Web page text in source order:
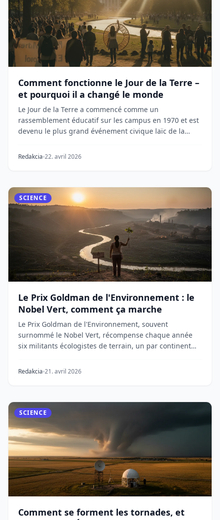
Comment fonctionne le Jour de la Terre –
et pourquoi il a changé le monde
Le Jour de la Terre a commencé comme un
rassemblement éducatif sur les campus en 1970 et est
devenu le plus grand événement civique laïc de la
Redakcia 22. avril 2026
SCIENCE
Le Prix Goldman de l'Environnement : le
Nobel Vert, comment ça marche
Le Prix Goldman de l'Environnement, souvent
surnommé le Nobel Vert, récompense chaque année
six militants écologistes de terrain, un par continent
Redakcia 21. avril 2026
SCIENCE
Comment se forment les tornades, et